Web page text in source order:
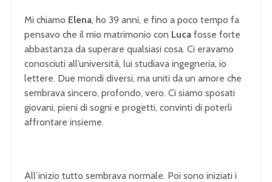
Mi chiamo Elena, ho 39 anni, e fino a poco tempo fa
pensavo che il mio matrimonio con Luca fosse forte
abbastanza da superare qualsiasi cosa. Ci eravamo
conosciuti all’università, lui studiava ingegneria, io
lettere. Due mondi diversi, ma uniti da un amore che
sembrava sincero, profondo, vero. Ci siamo sposati
giovani, pieni di sogni e progetti, convinti di poterli
affrontare insieme.
All’inizio tutto sembrava normale. Poi sono iniziati i